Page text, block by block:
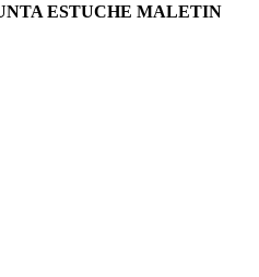
ESTUCHE MALETIN